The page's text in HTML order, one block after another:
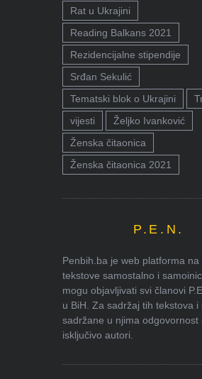
Rat u Ukrajini
Reading Balkans 2021
Rezidencijalne stipendije
Srđan Sekulić
Tematski blok o Ukrajini
vijesti
Željko Ivanković
Ženska čitaonica
Ženska čitaonica 2021
P.E.N.
Penbih.ba je web platforma na
tekstove samostalno i
mogu objavljivati svi članovi
u BiH. Za sadržaj tih tekstova i
sadržane u njima odgovornost
isključivo autori.